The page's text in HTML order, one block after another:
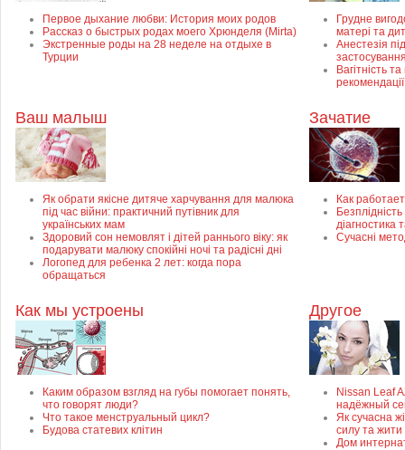
Первое дыхание любви: История моих родов
Рассказ о быстрых родах моего Хрюнделя (Mirta)
Экстренные роды на 28 неделе на отдыхе в
Турции
Грудне
матері та
Анестезія
Вагітність
рекомендації
Ваш малыш
Як обрати якісне дитяче харчування для малюка
під час війни: практичний путівник для
українських мам
Здоровий сон немовлят і дітей раннього віку: як
подарувати малюку спокійні ночі та радісні дні
Логопед для ребенка 2 лет: когда пора
обращаться
Зачатие
Как
діагностика
Сучасні
Как мы устроены
Каким образом взгляд на губы помогает понять,
что говорят люди?
Что такое менструальный цикл?
Будова статевих клітин
Другое
Nissan Leaf
надёжный
Як сучасна
силу та жити
Дом